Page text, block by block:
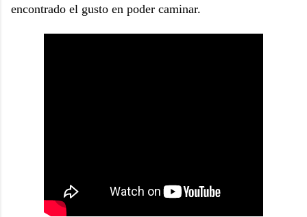
encontrado el gusto en poder caminar.